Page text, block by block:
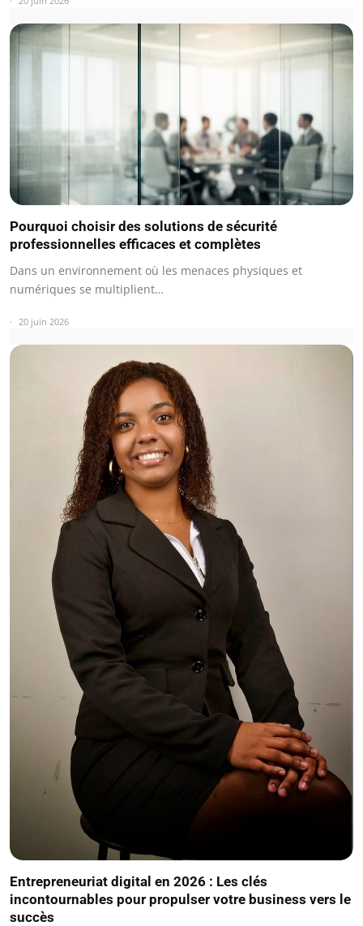
Pourquoi choisir des solutions de sécurité
professionnelles efficaces et complètes
Dans un environnement où les menaces physiques et
numériques se multiplient…
20 juin 2026
Entrepreneuriat digital en 2026 : Les clés
incontournables pour propulser votre business vers le
succès